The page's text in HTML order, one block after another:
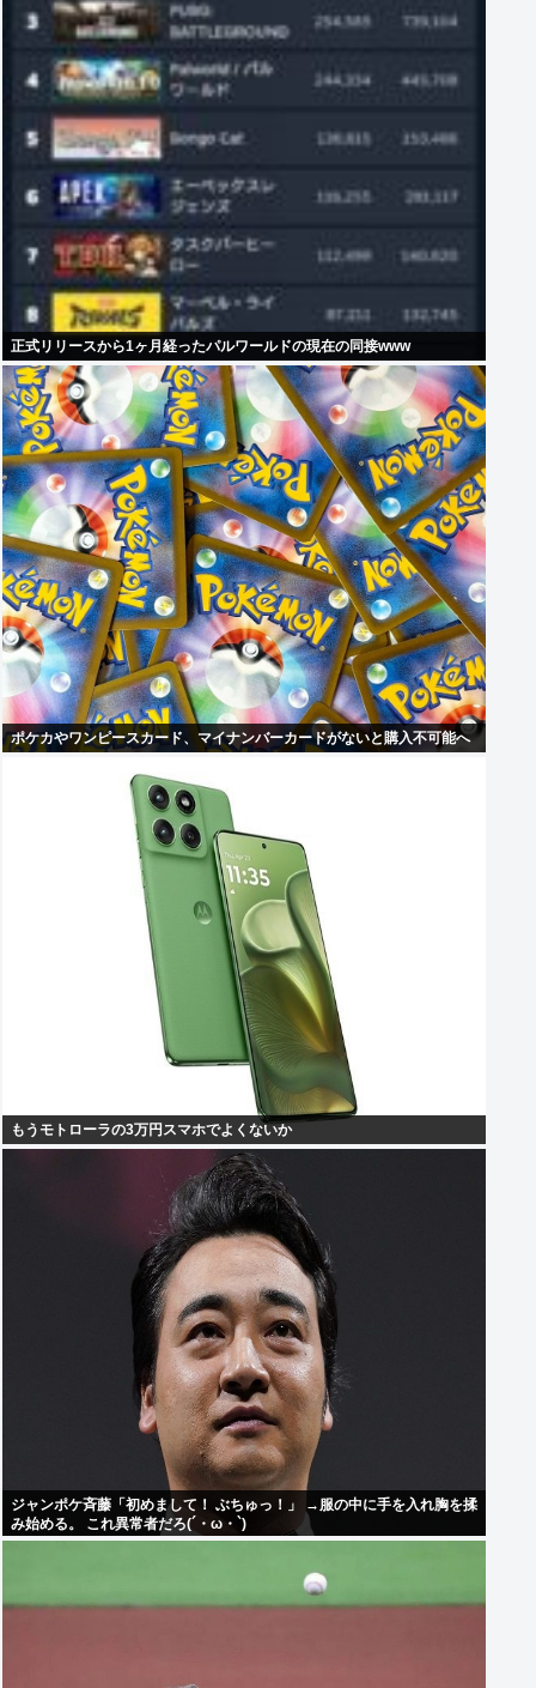
正式リリースから1ヶ月経ったパルワールドの現在の同接www
ポケカやワンピースカード、マイナンバーカードがないと購入不可能へ
もうモトローラの3万円スマホでよくないか
ジャンポケ斉藤「初めまして！ ぶちゅっ！」 →服の中に手を入れ胸を揉
み始める。 これ異常者だろ(´・ω・`)